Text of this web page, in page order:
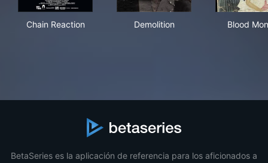
Chain Reaction Demolition Blood
BetaSeries es la aplicación de referencia para los aficionados a